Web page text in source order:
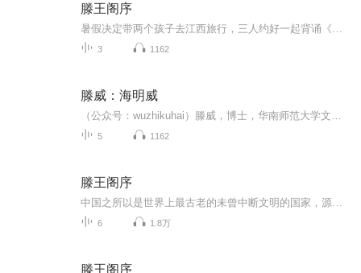
滕王阁序
3 1162
滕威：海明威
5 1162
滕王阁序
6 1.8万
滕王阁序